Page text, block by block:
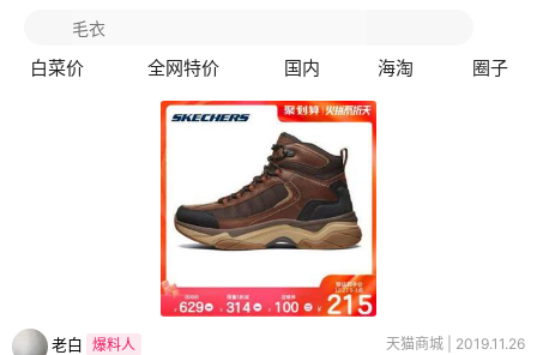
白菜价 全网特价 国内 海淘 圈子
老白 爆料人 天猫商城 | 2019.11.26